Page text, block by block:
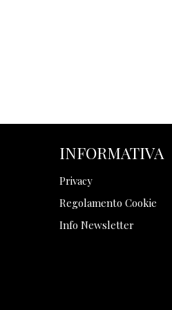
INFORMATIVA
Privacy
Regolamento Cookie
Info Newsletter